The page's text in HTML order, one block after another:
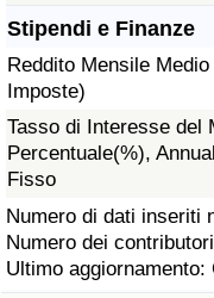
Stipendi e Finanze
Reddito Mensile
Imposte)
Tasso di Interesse del
Percentuale(%),
Fisso
Numero di dati inseriti
Numero dei
Ultimo aggiornamento:
Indice
Indice
Indice
Nazione
Inquinamento